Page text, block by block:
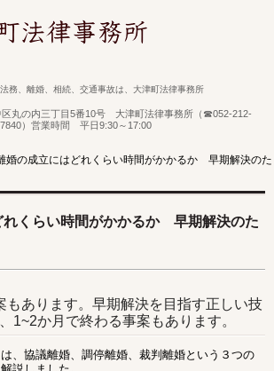
務、離婚、相続、交通事故は、大津町法律事務所
区丸の内三丁目5番10号 大津町法律事務所（☎052-212-
7840）営業時間 平日9:30～17:00
婚の成立にはどれくらい時間がかかるか 早期解決のた
れくらい時間がかかるか 早期解決のた
もあります。早期解決を目指す正しい技
1~2か月で終わる事案もあります。
、協議離婚、調停離婚、裁判離婚という３つの